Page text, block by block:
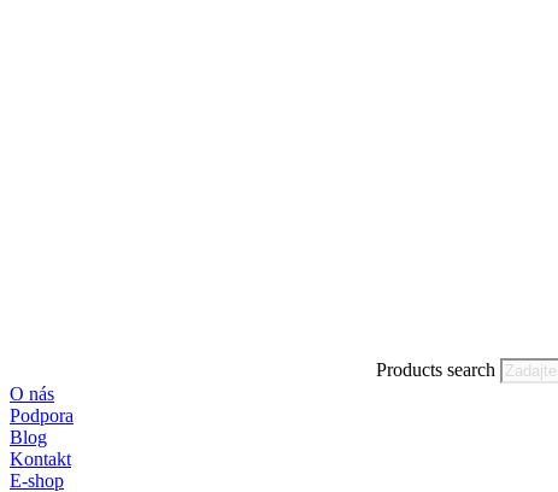
Products search
O nás
Podpora
Blog
Kontakt
E-shop